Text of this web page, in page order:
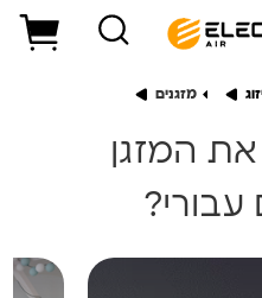
מזגנים
המזגן